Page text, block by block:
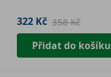
322 Kč 358 Kč
Přidat do košíku